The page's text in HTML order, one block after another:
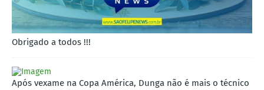
Obrigado a todos !!!
Após vexame na Copa América, Dunga não é mais o técnico